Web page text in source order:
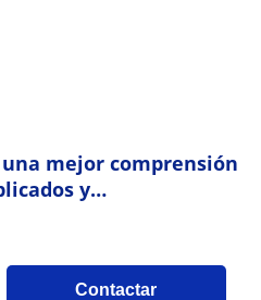
una mejor comprensión
y
Contactar